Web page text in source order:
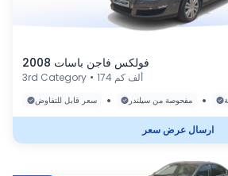
فولكس فاجن باسات 2008
3rd Category • 174 ألف كم
سعر قابل للتفاوض
• مفحوصة من سيلندر •
ارسال عرض سعر